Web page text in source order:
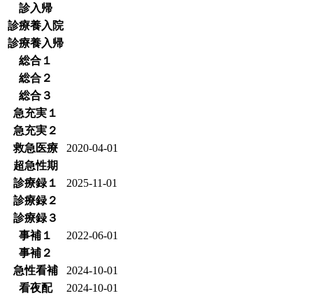
診入帰
診療養入院
診療養入帰
総合１
総合２
総合３
急充実１
急充実２
救急医療
2020-04-01
超急性期
診療録１
2025-11-01
診療録２
診療録３
事補１
2022-06-01
事補２
急性看補
2024-10-01
看夜配
2024-10-01